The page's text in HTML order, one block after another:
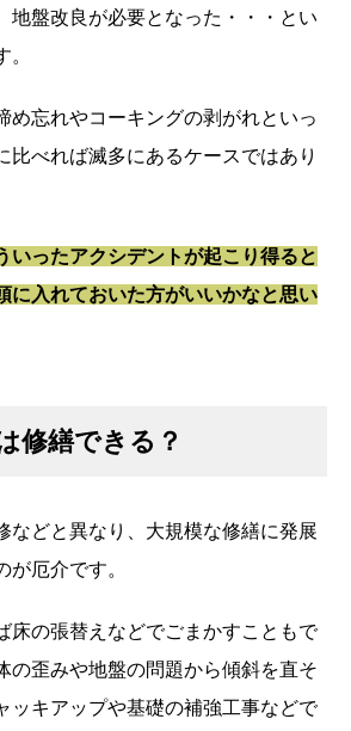
地盤改良が必要となった・・・とい
め忘れやコーキングの剥がれといっ
比べれば滅多にあるケースではあり
いったアクシデントが起こり得ると
に入れておいた方がいいかなと思い
修繕できる？
などと異なり、大規模な修繕に発展
が厄介です。
床の張替えなどでごまかすこともで
の歪みや地盤の問題から傾斜を直そ
ッキアップや基礎の補強工事などで